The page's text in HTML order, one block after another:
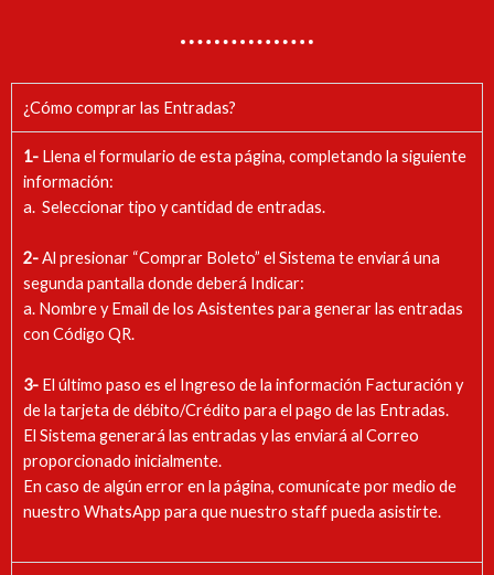
¿Cómo comprar las Entradas?
1- Llena el formulario de esta página, completando la siguiente
información:
a. Seleccionar tipo y cantidad de entradas.
2-Al presionar “Comprar Boleto” el Sistema te enviará una
segunda pantalla donde deberá Indicar:
a. Nombre y Email de los Asistentes para generar las entradas
con Código QR.
3- El último paso es el Ingreso de la información Facturación y
de la tarjeta de débito/Crédito para el pago de las Entradas.
El Sistema generará las entradas y las enviará al Correo
proporcionado inicialmente.
En caso de algún error en la página, comunícate por medio de
nuestro WhatsApp para que nuestro staff pueda asistirte.